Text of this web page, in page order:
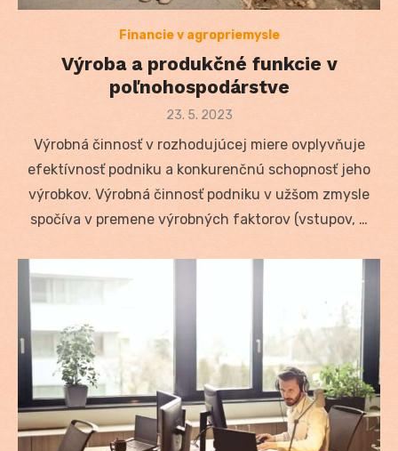
Financie v agropriemysle
Výroba a produkčné funkcie v
poľnohospodárstve
Posted
23. 5. 2023
Výrobná činnosť v rozhodujúcej miere ovplyvňuje
efektívnosť podniku a konkurenčnú schopnosť jeho
výrobkov. Výrobná činnosť podniku v užšom zmysle
spočíva v premene výrobných faktorov (vstupov, …